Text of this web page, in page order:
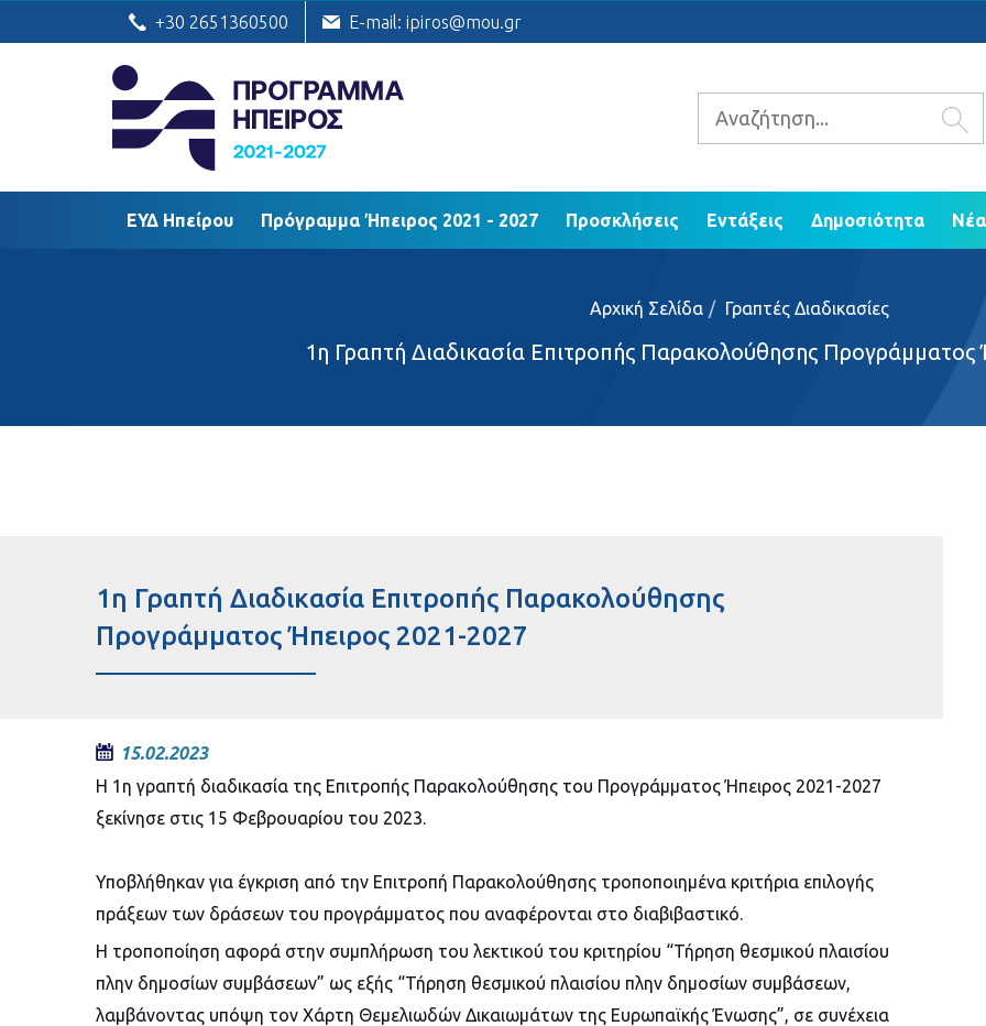
ΕΥΔ Ηπείρου Πρόγραμμα Ήπειρος 2021 - 2027
+30 2651360500 E-mail: ipiros@mou.gr
ΕΥΔ Ηπείρου Πρόγραμμα Ήπειρος 2021 - 2027 Προσκλήσεις Εντάξεις Δημοσιότητα
Αρχική Σελίδα Γραπτές Διαδικασίες
1η Γραπτή Διαδικασία Επιτροπής Παρακολούθησης Προγράμματος
1η Γραπτή Διαδικασία Επιτροπής Παρακολούθησης
Προγράμματος Ήπειρος 2021-2027
15.02.2023
Η 1η γραπτή διαδικασία της Επιτροπής Παρακολούθησης του Προγράμματος Ήπειρος 2021-2027
ξεκίνησε στις 15 Φεβρουαρίου του 2023.
Υποβλήθηκαν για έγκριση από την Επιτροπή Παρακολούθησης τροποποιημένα κριτήρια επιλογής
πράξεων των δράσεων του προγράμματος που αναφέρονται στο διαβιβαστικό.
Η τροποποίηση αφορά στην συμπλήρωση του λεκτικού του κριτηρίου “Τήρηση θεσμικού πλαισίου
πλην δημοσίων συμβάσεων” ως εξής “Τήρηση θεσμικού πλαισίου πλην δημοσίων συμβάσεων,
λαμβάνοντας υπόψη τον Χάρτη Θεμελιωδών Δικαιωμάτων της Ευρωπαϊκής Ένωσης”, σε συνέχεια